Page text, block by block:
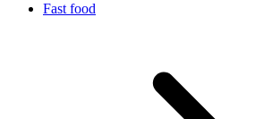
Fast food